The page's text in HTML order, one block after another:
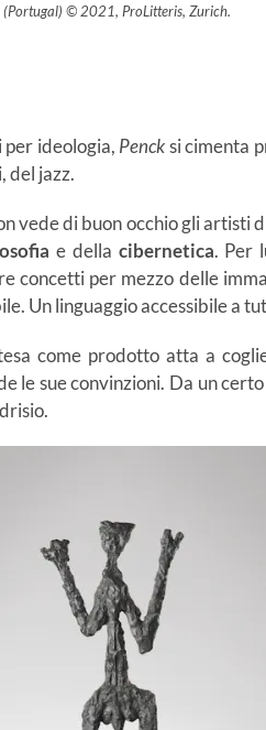
(Portugal) © 2021, ProLitteris, Zurich.
per ideologia, Pencksi cimenta
del jazz.
vede di buon occhio gli artisti
e della cibernetica. Per
concetti per mezzo delle
Un linguaggio accessibile a
come prodotto atta a
le sue convinzioni. Da un